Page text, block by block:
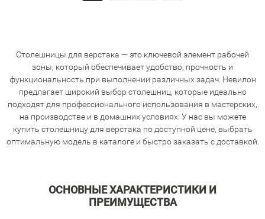
Столешницы для верстака — это ключевой элемент рабочей
зоны, который обеспечивает удобство, прочность и
функциональность при выполнении различных задач. Невилон
предлагает широкий выбор столешниц, которые идеально
подходят для профессионального использования в мастерских,
на производстве и в домашних условиях. У нас вы можете
купить столешницу для верстака по доступной цене, выбрать
оптимальную модель в каталоге и быстро заказать с доставкой.
ОСНОВНЫЕ ХАРАКТЕРИСТИКИ И
ПРЕИМУЩЕСТВА